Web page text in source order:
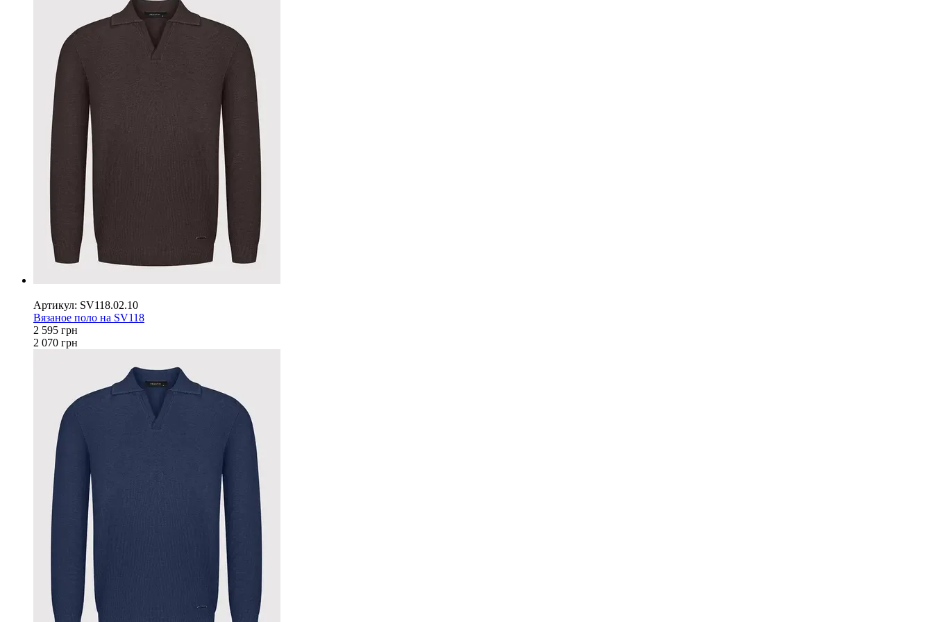
Артикул: SV118.02.10
Вязаное поло на SV118
2 595 грн
2 070 грн